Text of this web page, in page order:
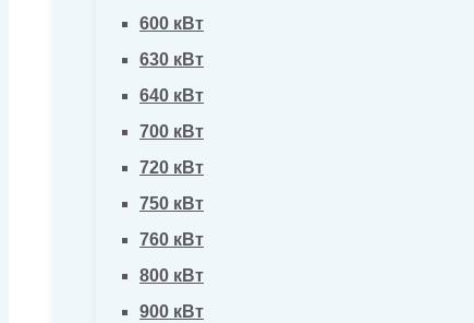
600 кВт
630 кВт
640 кВт
700 кВт
720 кВт
750 кВт
760 кВт
800 кВт
900 кВт